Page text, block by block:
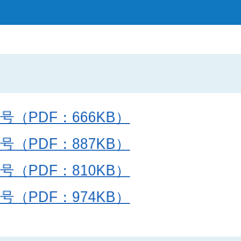
（PDF：666KB）
（PDF：887KB）
（PDF：810KB）
（PDF：974KB）